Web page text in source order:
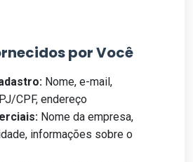
por Você
Nome, e-mail,
CPF, endereço
Nome da empresa,
informações sobre o